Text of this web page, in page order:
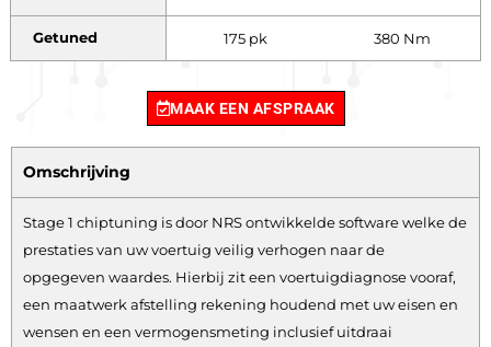
Getuned 175 pk 380 Nm
MAAK EEN AFSPRAAK
Omschrijving
Stage 1 chiptuning is door NRS ontwikkelde software welke de
prestaties van uw voertuig veilig verhogen naar de
opgegeven waardes. Hierbij zit een voertuigdiagnose vooraf,
een maatwerk afstelling rekening houdend met uw eisen en
wensen en een vermogensmeting inclusief uitdraai